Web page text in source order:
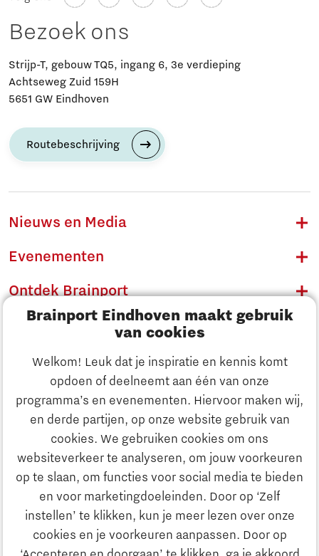
Brainport Eindhoven maakt gebruik
van cookies
Welkom! Leuk dat je inspiratie en kennis komt
opdoen of deelneemt aan één van onze
programma’s en evenementen. Hiervoor maken wij,
en derde partijen, op onze website gebruik van
cookies. We gebruiken cookies om ons
websiteverkeer te analyseren, om jouw voorkeuren
op te slaan, om functies voor social media te bieden
en voor marketingdoeleinden. Door op ‘Zelf
instellen’ te klikken, kun je meer lezen over onze
cookies en je voorkeuren aanpassen. Door op
Ontdek Brainport
Innovatie
Ondernemen
Bezoek ons
Strijp-T, gebouw TQ5, ingang 6, 3e verdieping
Achtseweg Zuid 159H
5651 GW Eindhoven
Routebeschrijving
Nieuws en Media
Evenementen
Ontdek Brainport
Innovatie
Ondernemen
Onderwijs
Maatschappelijk
Strategie & Organisatie
Zoeken
Contact